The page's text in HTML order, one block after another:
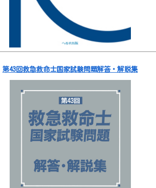
第43回救急救命士国家試験問題解答・解説集